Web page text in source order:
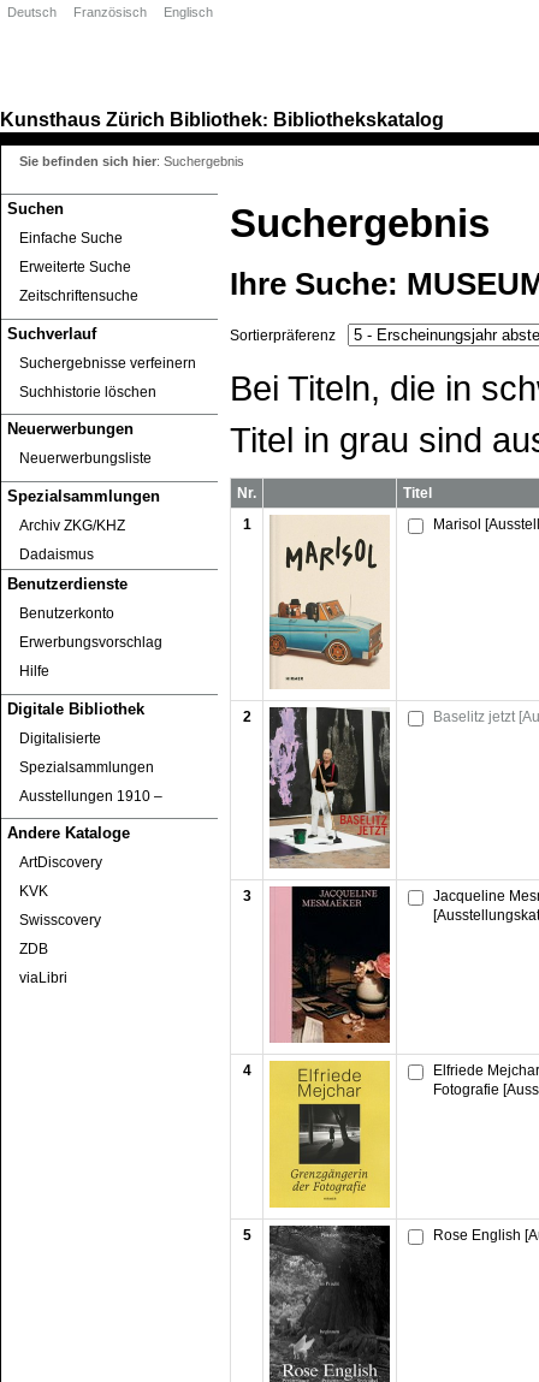
Kunsthaus Zürich Bibliothek: Bibliothekskatalog
Suchen
Einfache Suche
Erweiterte Suche
Zeitschriftensuche
Suchverlauf
Suchergebnisse verfeinern
Suchhistorie löschen
Neuerwerbungen
Neuerwerbungsliste
Spezialsammlungen
Archiv ZKG/KHZ
Dadaismus
Benutzerdienste
Benutzerkonto
Erwerbungsvorschlag
Hilfe
Digitale Bibliothek
Digitalisierte
Spezialsammlungen
Ausstellungen 1910 ‒
Andere Kataloge
ArtDiscovery
KVK
Swisscovery
ZDB
viaLibri
Deutsch Französisch Englisch
Sie befinden sich hier: Suchergebnis
Suchergebnis
Ihre Suche:
Sortierpräferenz
Bei Titeln, die in
Titel in grau sind
Nr.
Titel
1
Marisol
2 Baselitz jetzt
3
Jacqueline
4
Elfriede
Fotografie
5 Rose English